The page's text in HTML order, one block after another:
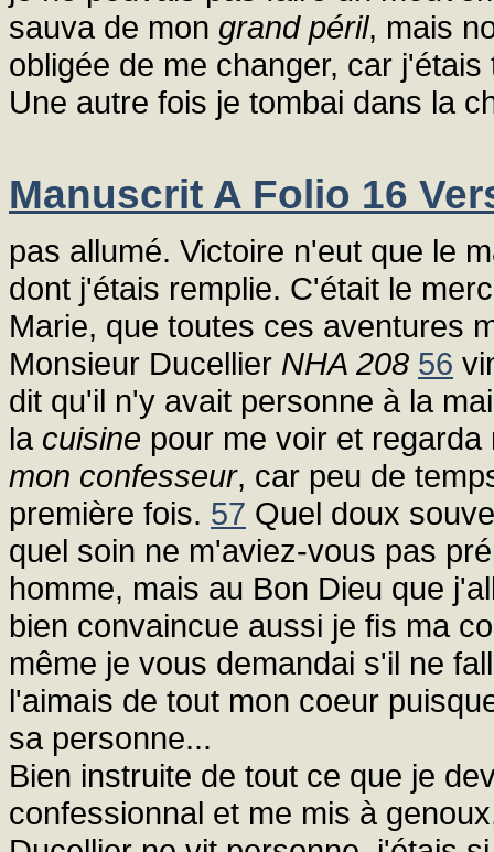
sauva de mon grand péril, mais
obligée de me changer, car
Une autre fois je tombai dans la
Manuscrit A Folio 16
pas allumé. Victoire n'eut que le
dont j'étais remplie. C'était le
Marie, que toutes ces aventures
Monsieur Ducellier NHA 208 56
dit qu'il n'y avait personne à la
la cuisine pour me voir et
mon confesseur, car peu de
première fois. 57 Quel doux
quel soin ne m'aviez-vous pas
homme, mais au Bon Dieu que
bien convaincue aussi je fis ma
même je vous demandai s'il ne
l'aimais de tout mon coeur
sa personne...
Bien instruite de tout ce que je
confessionnal et me mis à